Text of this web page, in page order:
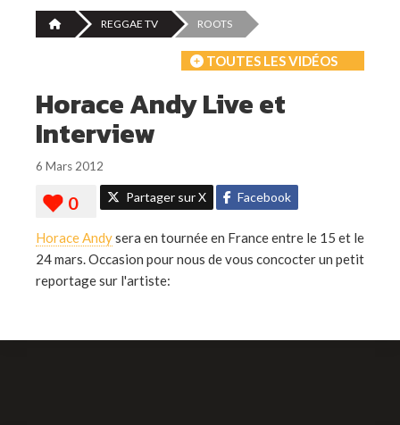
REGGAE TV ROOTS
TOUTES LES VIDÉOS
Horace Andy Live et
Interview
6 Mars 2012
Partager sur X Facebook
Horace Andysera en tournée en France entre le 15 et le
24 mars. Occasion pour nous de vous concocter un petit
reportage sur l'artiste: